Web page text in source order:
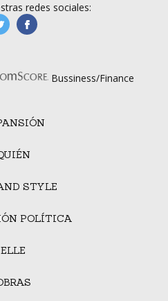
STYLE
POLÍTICA
ELLE
redes sociales:
manufacturaGE
Bussiness/Finance